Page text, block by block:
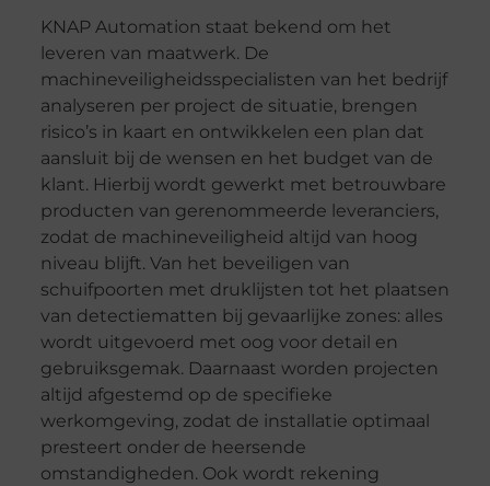
KNAP Automation staat bekend om het
leveren van maatwerk. De
machineveiligheidsspecialisten van het bedrijf
analyseren per project de situatie, brengen
risico’s in kaart en ontwikkelen een plan dat
aansluit bij de wensen en het budget van de
klant. Hierbij wordt gewerkt met betrouwbare
producten van gerenommeerde leveranciers,
zodat de machineveiligheid altijd van hoog
niveau blijft. Van het beveiligen van
schuifpoorten met druklijsten tot het plaatsen
van detectiematten bij gevaarlijke zones: alles
wordt uitgevoerd met oog voor detail en
gebruiksgemak. Daarnaast worden projecten
altijd afgestemd op de specifieke
werkomgeving, zodat de installatie optimaal
presteert onder de heersende
omstandigheden. Ook wordt rekening